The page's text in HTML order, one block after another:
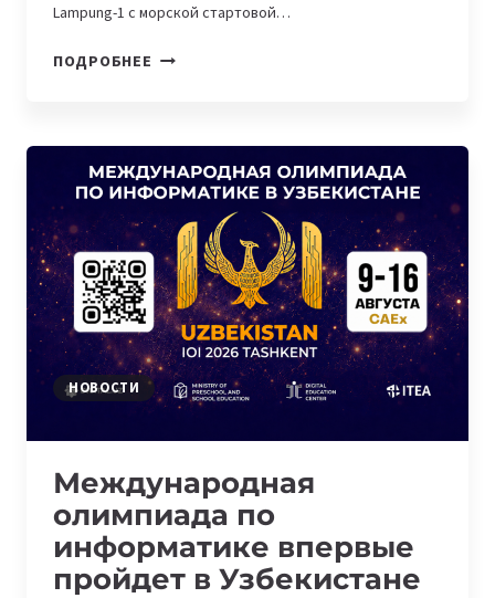
Lampung-1 с морской стартовой…
ПОДРОБНЕЕ УЗБЕКИСТАНСКИЙ
ВЫВЕДЕН
ОРБИТУ
НОВОСТИ
Международная
олимпиада по
информатике впервые
пройдет в Узбекистане